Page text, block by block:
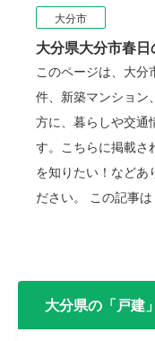
大分市
大分県大分市春
このページは、大
件、新築マンション
方に、暮らしや交通
す。こちらに掲載さ
を知りたい！などあ
ださい。 この記事
大分県の「戸建